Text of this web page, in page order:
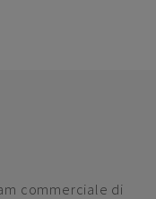
commerciale di